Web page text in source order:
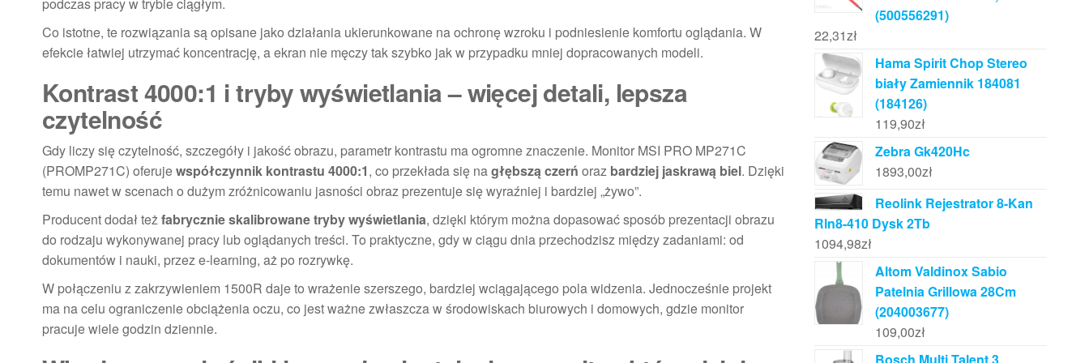
Co istotne, te rozwiązania są opisane jako działania ukierunkowane na ochronę wzroku i podniesienie komfortu oglądania. W
efekcie łatwiej utrzymać koncentrację, a ekran nie męczy tak szybko jak w przypadku mniej dopracowanych modeli.
Kontrast 4000:1 i tryby wyświetlania – więcej detali, lepsza
czytelność
Gdy liczy się czytelność, szczegóły i jakość obrazu, parametr kontrastu ma ogromne znaczenie. Monitor MSI PRO MP271C
(PROMP271C) oferujewspółczynnik kontrastu 4000:1, co przekłada się nagłębszą czerń oraz bardziej jaskrawą biel. Dzięki
temu nawet w scenach o dużym zróżnicowaniu jasności obraz prezentuje się wyraźniej i bardziej „żywo”.
Producent dodał teżfabrycznie skalibrowane tryby wyświetlania, dzięki którym można dopasować sposób prezentacji obrazu
do rodzaju wykonywanej pracy lub oglądanych treści. To praktyczne, gdy w ciągu dnia przechodzisz między zadaniami: od
dokumentów i nauki, przez e-learning, aż po rozrywkę.
W połączeniu z zakrzywieniem 1500R daje to wrażenie szerszego, bardziej wciągającego pola widzenia. Jednocześnie projekt
ma na celu ograniczenie obciążenia oczu, co jest ważne zwłaszcza w środowiskach biurowych i domowych, gdzie monitor
pracuje wiele godzin dziennie.
(500556291)
22,31zł
Hama Spirit Chop Stereo
biały Zamiennik 184081
(184126)
119,90zł
Zebra Gk420Hc
1893,00zł
Reolink Rejestrator 8-Kan
Rln8-410 Dysk 2Tb
1094,98zł
Altom Valdinox Sabio
Patelnia Grillowa 28Cm
(204003677)
109,00zł